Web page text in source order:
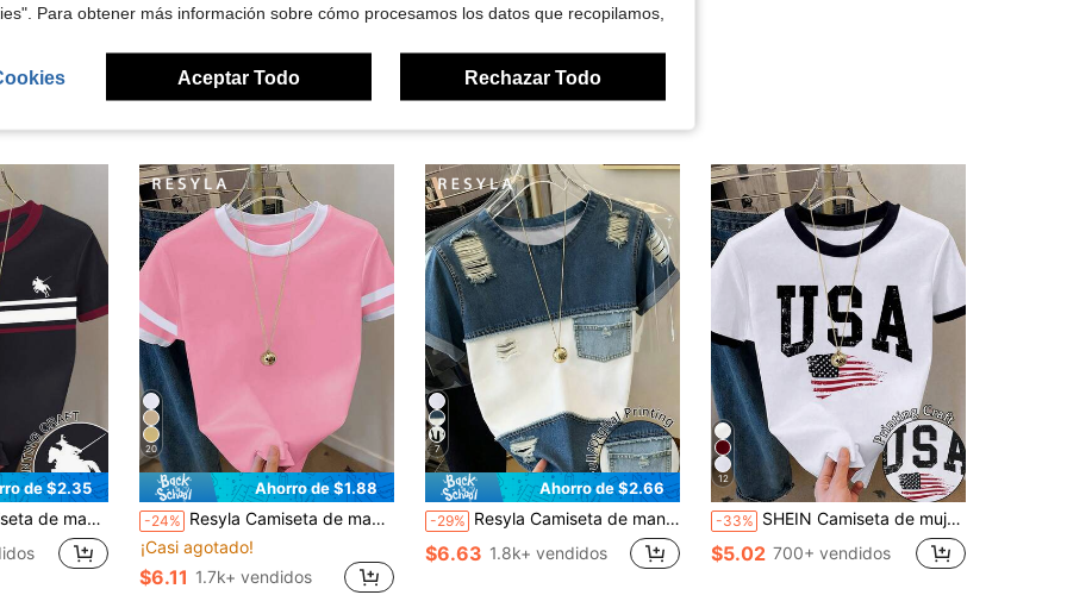
de $2.35
de color y rayas para mujer, estilo casual y urbano
20
Ahorro de $1.88
-24% Resyla Camiseta de manga corta de cuello redondo con bloques de color para uso diario casual de mujer, verano
¡Casi agotado!
$6.11 1.7k+ vendidos
7
Ahorro de $2.66
-29% Resyla Camiseta de manga corta de mujer con cuello redondo, efecto desgastado, parches de colores, de uso casual y versátil para uso diario
$6.63 1.8k+ vendidos
12
-33% SHEIN Camiseta de mujer de manga corta con cuello redondo y estampado de bandera de EE. UU. y letras
$5.02 700+ vendidos
Para obtener más información sobre cómo procesamos los datos que recopilamos,
Aceptar Todo Rechazar Todo